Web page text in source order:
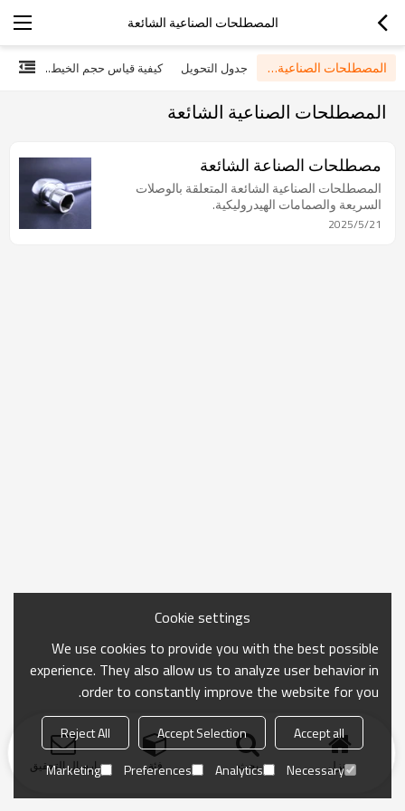
المصطلحات الصناعية الشائعة
المصطلحات الصناعية الشائعة جدول التحويل كيفية قياس حجم الخيط وتحديد الخيوط
المصطلحات الصناعية الشائعة
مصطلحات الصناعة الشائعة
المصطلحات الصناعية الشائعة المتعلقة بالوصلات
السريعة والصمامات الهيدروليكية.
2025/5/21
منزل بحث فئة ارسال التحقيق
Cookie settings
We use cookies to provide you with the best possible
experience. They also allow us to analyze user behavior in
order to constantly improve the website for you.
Accept all
Accept Selection
Reject All
Necessary
Analytics
Preferences
Marketing